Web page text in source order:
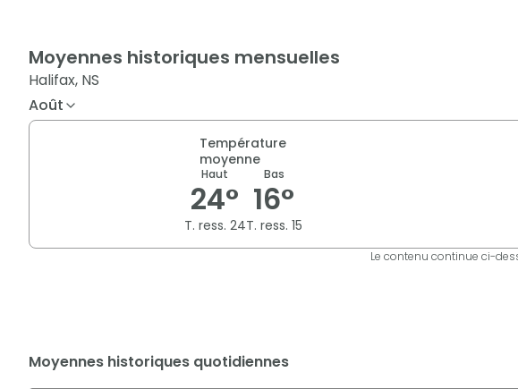
Moyennes historiques mensuelles
Halifax, NS
Août
Température
moyenne
Haut
24°
T. ress. 24
Bas
16°
T. ress. 15
Le contenu continue ci-
Moyennes historiques quotidiennes